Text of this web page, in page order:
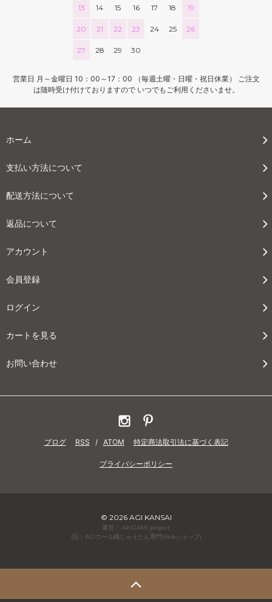
13 14 15 16 17 18 19
20 21 22 23 24 25 26
27 28 29 30
営業日 月～金曜日 10：00～17：00 （毎週土曜・日曜・祝日休業） ご注文
は随時受け付けておりますので いつでもご利用くださいませ。
ホーム
支払い方法について
配送方法について
返品について
アカウント
会員登録
ログイン
カートを見る
お問い合わせ
ブログ RSS / ATOM 特定商法取引法に基づく表記
プライバシーポリシー
© 2026 AGI KANSAI
運営： AKIGAMI project
(旧：AGIウール織じゅうたん専門Webショップ)